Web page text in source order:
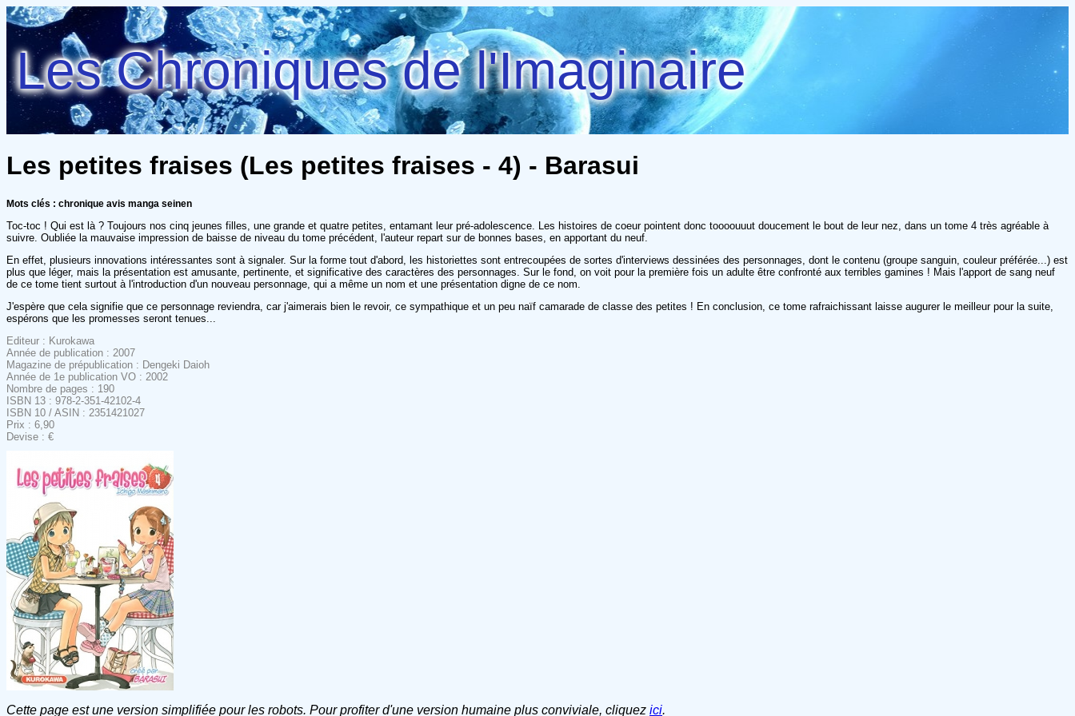
Les Chroniques de l'Imaginaire
Les petites fraises (Les petites fraises - 4) - Barasui
Mots clés : chronique avis manga seinen
Toc-toc ! Qui est là ? Toujours nos cinq jeunes filles, une grande et quatre petites, entamant leur pré-adolescence. Les histoires de coeur pointent donc toooouuut doucement le bout de leur nez, dans un tome 4 très agréable à
suivre. Oubliée la mauvaise impression de baisse de niveau du tome précédent, l'auteur repart sur de bonnes bases, en apportant du neuf.
En effet, plusieurs innovations intéressantes sont à signaler. Sur la forme tout d'abord, les historiettes sont entrecoupées de sortes d'interviews dessinées des personnages, dont le contenu (groupe sanguin, couleur préférée...) est
plus que léger, mais la présentation est amusante, pertinente, et significative des caractères des personnages. Sur le fond, on voit pour la première fois un adulte être confronté aux terribles gamines ! Mais l'apport de sang neuf
de ce tome tient surtout à l'introduction d'un nouveau personnage, qui a même un nom et une présentation digne de ce nom.
J'espère que cela signifie que ce personnage reviendra, car j'aimerais bien le revoir, ce sympathique et un peu naïf camarade de classe des petites ! En conclusion, ce tome rafraichissant laisse augurer le meilleur pour la suite,
espérons que les promesses seront tenues...
Editeur : Kurokawa
Année de publication : 2007
Magazine de prépublication : Dengeki Daioh
Année de 1e publication VO : 2002
Nombre de pages : 190
ISBN 13 : 978-2-351-42102-4
ISBN 10 / ASIN : 2351421027
Prix : 6,90
Devise : €
Cette page est une version simplifiée pour les robots. Pour profiter d'une version humaine plus conviviale, cliquez ici.